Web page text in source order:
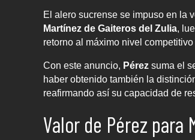
El alero sucrense se impuso en la
Martínez de Gaiteros del Zulia,
retorno al máximo nivel
Con este anuncio, Pérez suma el
haber obtenido también la
reafirmando así su capacidad de
Valor de Pérez para